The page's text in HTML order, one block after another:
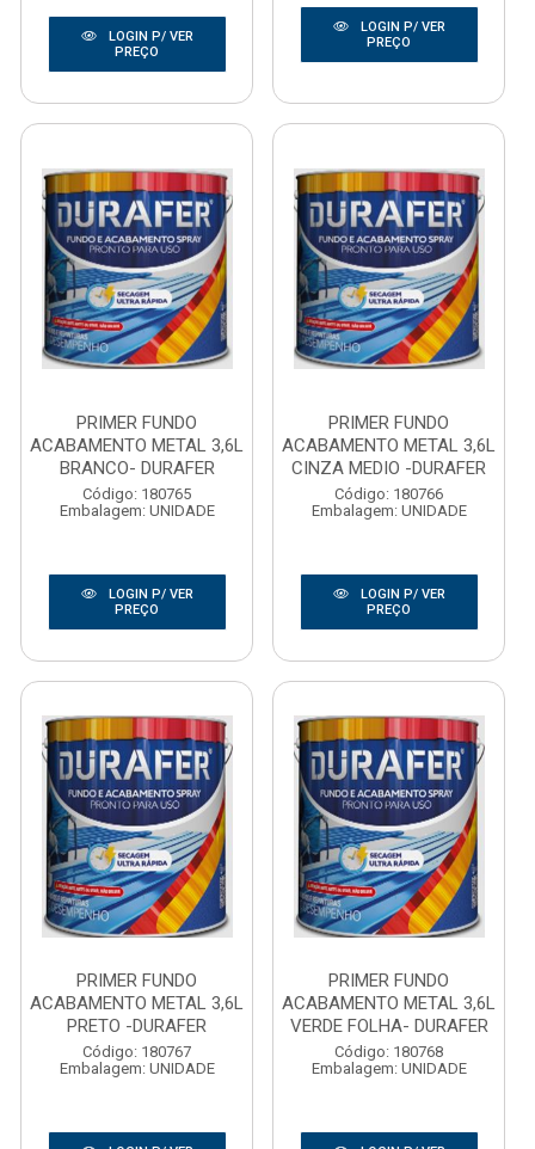
LOGIN P/ VER
PREÇO
LOGIN P/ VER
PREÇO
PRIMER FUNDO
ACABAMENTO METAL 3,6L
BRANCO- DURAFER
Código: 180765
Embalagem: UNIDADE
LOGIN P/ VER
PREÇO
PRIMER FUNDO
ACABAMENTO METAL 3,6L
CINZA MEDIO -DURAFER
Código: 180766
Embalagem: UNIDADE
LOGIN P/ VER
PREÇO
PRIMER FUNDO
ACABAMENTO METAL 3,6L
PRETO -DURAFER
Código: 180767
Embalagem: UNIDADE
PRIMER FUNDO
ACABAMENTO METAL 3,6L
VERDE FOLHA- DURAFER
Código: 180768
Embalagem: UNIDADE